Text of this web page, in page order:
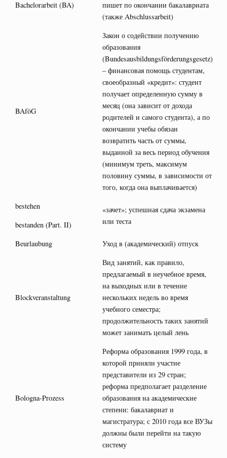
Bachelorarbeit (BA)
пишет по окончании бакалавриата
(также Abschlussarbeit)
BAföG
Закон о содействии получению
образования
(Bundesausbildungsförderungsgesetz)
– финансовая помощь студентам,
своеобразный «кредит»: студент
получает определенную сумму в
месяц (она зависит от дохода
родителей и самого студента), а по
окончании учебы обязан
возвратить часть от суммы,
выданной за весь период обучения
(минимум треть, максимум
половину суммы, в зависимости от
того, когда она выплачивается)
bestehen
bestanden (Part. II)
«зачет»; успешная сдача экзамена
или теста
Beurlaubung Уход в (академический) отпуск
Blockveranstaltung
Вид занятий, как правило,
предлагаемый в неучебное время,
на выходных или в течение
нескольких недель во время
учебного семестра;
продолжительность таких занятий
может занимать целый лень
Bologna-Prozess
Реформа образования 1999 года, в
которой приняли участие
представители из 29 стран;
реформа предполагает разделение
образования на академические
степени: бакалавриат и
магистратура; с 2010 года все ВУЗы
должны были перейти на такую
систему